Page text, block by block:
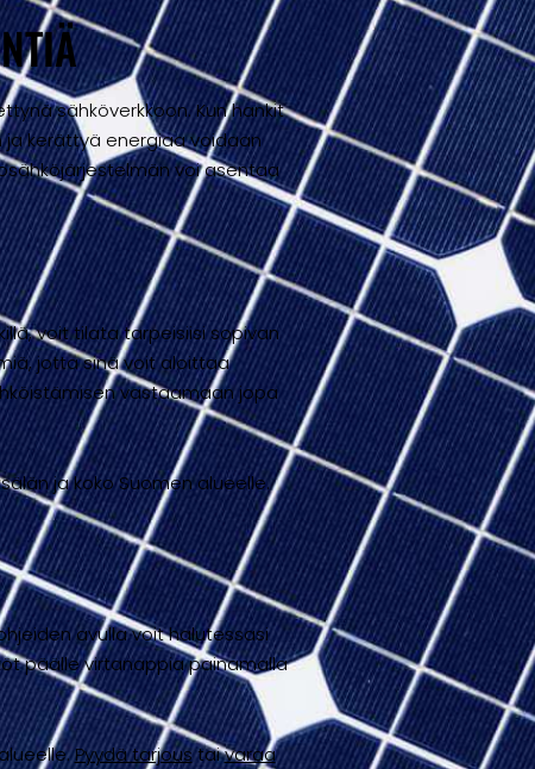
sähköverkkoon. Kun hankit
ja kerättyä energiaa voidaan
voi asentaa
voit tilata tarpeisiisi sopivan
jotta sinä voit aloittaa
vastaamaan jopa
ja koko Suomen alueelle.
avulla voit halutessasi
päälle virtanappia painamalla
Pyydä tarjoustaivaraa